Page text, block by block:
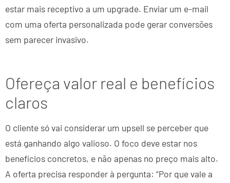
estar mais receptivo a um upgrade. Enviar um e-mail
com uma oferta personalizada pode gerar conversões
sem parecer invasivo.
Ofereça valor real e benefícios
claros
O cliente só vai considerar um upsell se perceber que
está ganhando algo valioso. O foco deve estar nos
benefícios concretos, e não apenas no preço mais alto.
A oferta precisa responder à pergunta: “Por que vale a